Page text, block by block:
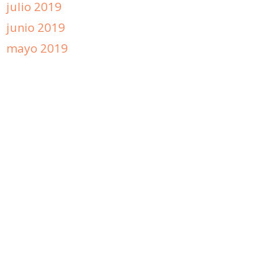
julio 2019
junio 2019
mayo 2019